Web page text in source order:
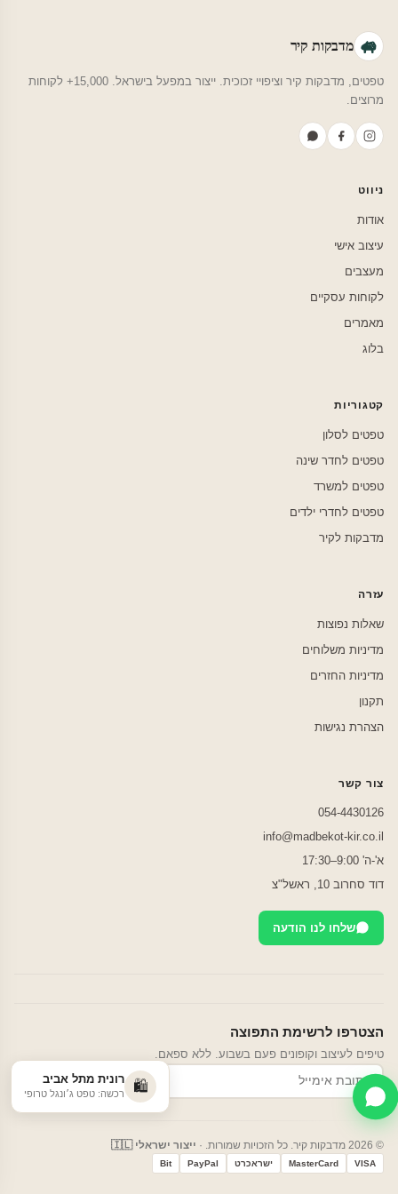
מדבקות קיר
טפטים, מדבקות קיר וציפויי זכוכית. ייצור במפעל בישראל. 15,000+ לקוחות
מרוצים.
ניווט
אודות
עיצוב אישי
מעצבים
לקוחות עסקיים
מאמרים
בלוג
קטגוריות
טפטים לסלון
טפטים לחדר שינה
טפטים למשרד
טפטים לחדרי ילדים
מדבקות לקיר
עזרה
שאלות נפוצות
מדיניות משלוחים
מדיניות החזרים
תקנון
הצהרת נגישות
צור קשר
054-4430126
info@madbekot-kir.co.il
א'-ה' 9:00–17:30
דוד סחרוב 10, ראשל"צ
שלחו לנו הודעה
הצטרפו לרשימת התפוצה
טיפים לעיצוב וקופונים פעם בשבוע. ללא ספאם.
הרשמה
© 2026 מדבקות קיר. כל הזכויות שמורות. · ייצור ישראלי 🇮🇱
VISA
MasterCard ישראכרט PayPal
Bit
🛍️ רונית מתל אביב
רכשה: טפט ג׳ונגל טרופי